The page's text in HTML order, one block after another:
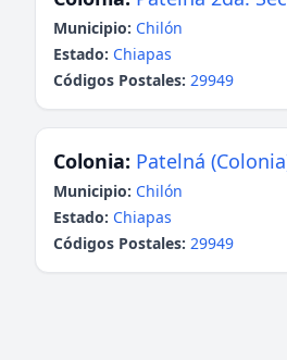
Municipio: Chilón
Estado: Chiapas
Códigos Postales: 29949
Colonia: Patelná
Municipio: Chilón
Estado: Chiapas
Códigos Postales: 29949